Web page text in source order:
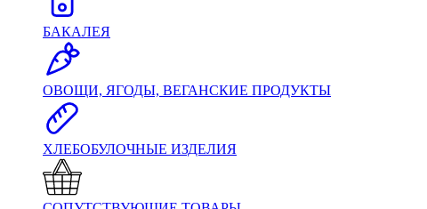
БАКАЛЕЯ
ОВОЩИ, ЯГОДЫ, ВЕГАНСКИЕ ПРОДУКТЫ
ХЛЕБОБУЛОЧНЫЕ ИЗДЕЛИЯ